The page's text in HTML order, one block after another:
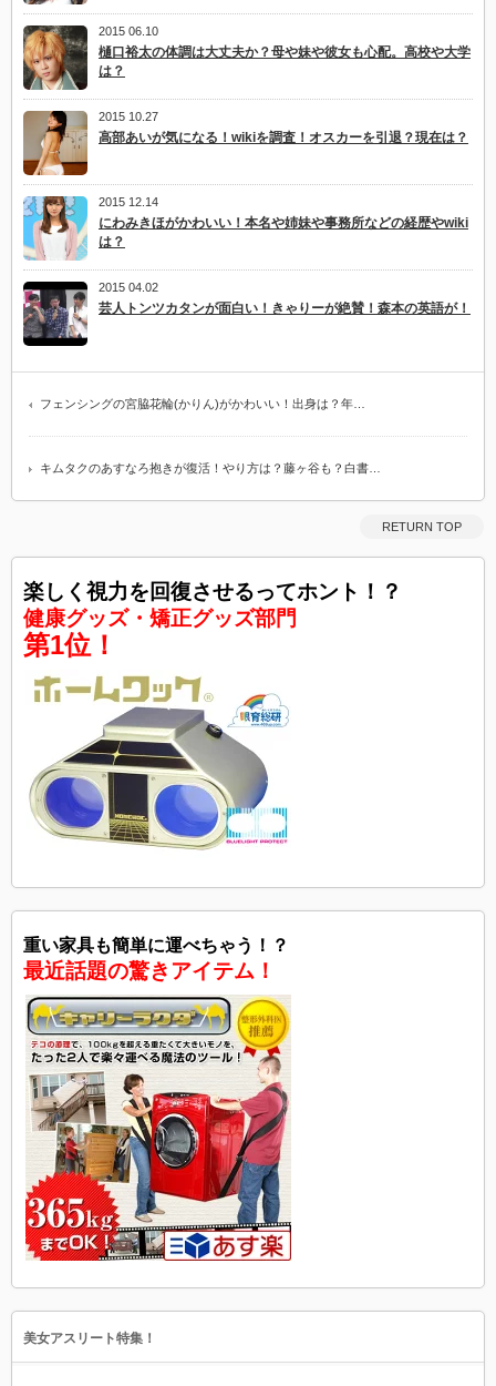
2015 06.10
樋口裕太の体調は大丈夫か？母や妹や彼女も心配。高校や大学
は？
2015 10.27
高部あいが気になる！wikiを調査！オスカーを引退？現在は？
2015 12.14
にわみきほがかわいい！本名や姉妹や事務所などの経歴やwiki
は？
2015 04.02
芸人トンツカタンが面白い！きゃりーが絶賛！森本の英語が！
フェンシングの宮脇花輪(かりん)がかわいい！出身は？年…
キムタクのあすなろ抱きが復活！やり方は？藤ヶ谷も？白書…
RETURN TOP
楽しく視力を回復させるってホント！？
健康グッズ・矯正グッズ部門
第1位！
重い家具も簡単に運べちゃう！？
最近話題の驚きアイテム！
美女アスリート特集！